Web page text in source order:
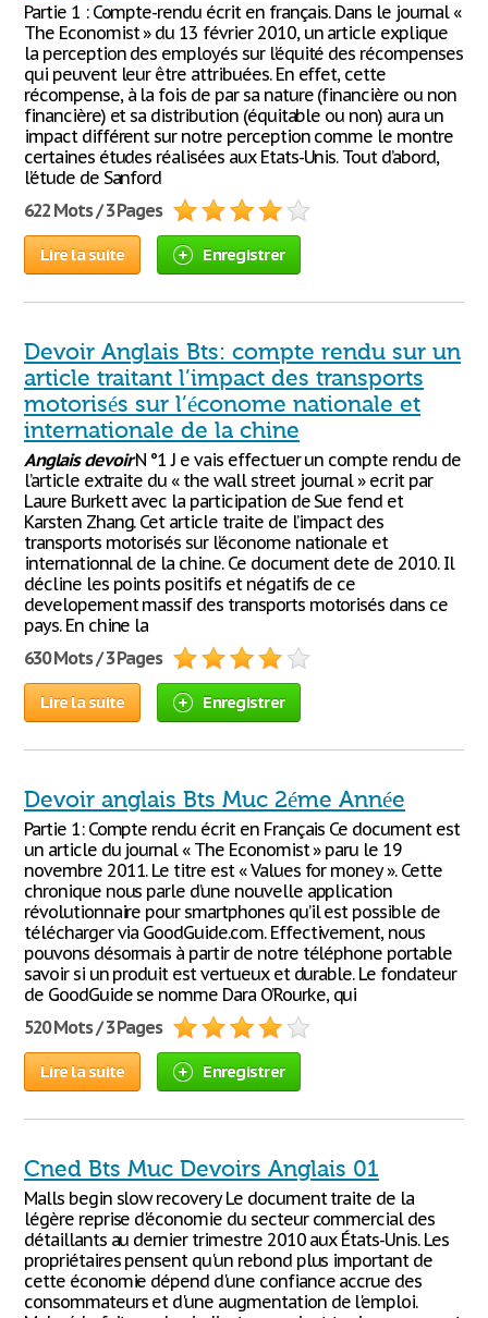
Partie 1 : Compte-rendu écrit en français. Dans le journal «
The Economist » du 13 février 2010, un article explique
la perception des employés sur l’équité des récompenses
qui peuvent leur être attribuées. En effet, cette
récompense, à la fois de par sa nature (financière ou non
financière) et sa distribution (équitable ou non) aura un
impact différent sur notre perception comme le montre
certaines études réalisées aux Etats-Unis. Tout d’abord,
l’étude de Sanford
622 Mots / 3 Pages
Lire la suite Enregistrer
Devoir Anglais Bts: compte rendu sur un
article traitant l’impact des transports
motorisés sur l’économe nationale et
internationale de la chine
Anglais devoirN °1 J e vais effectuer un compte rendu de
l’article extraite du « the wall street journal » ecrit par
Laure Burkett avec la participation de Sue fend et
Karsten Zhang. Cet article traite de l’impact des
transports motorisés sur l’économe nationale et
internationnal de la chine. Ce document dete de 2010. Il
décline les points positifs et négatifs de ce
developement massif des transports motorisés dans ce
pays. En chine la
630 Mots / 3 Pages
Lire la suite Enregistrer
Devoir anglais Bts Muc 2éme Année
Partie 1: Compte rendu écrit en Français Ce document est
un article du journal « The Economist » paru le 19
novembre 2011. Le titre est « Values for money ». Cette
chronique nous parle d’une nouvelle application
révolutionnaire pour smartphones qu’il est possible de
télécharger via GoodGuide.com. Effectivement, nous
pouvons désormais à partir de notre téléphone portable
savoir si un produit est vertueux et durable. Le fondateur
de GoodGuide se nomme Dara O’Rourke, qui
520 Mots / 3 Pages
Lire la suite Enregistrer
Cned Bts Muc Devoirs Anglais 01
Malls begin slow recovery Le document traite de la
légère reprise d'économie du secteur commercial des
détaillants au dernier trimestre 2010 aux États-Unis. Les
propriétaires pensent qu'un rebond plus important de
cette économie dépend d'une confiance accrue des
consommateurs et d'une augmentation de l'emploi.